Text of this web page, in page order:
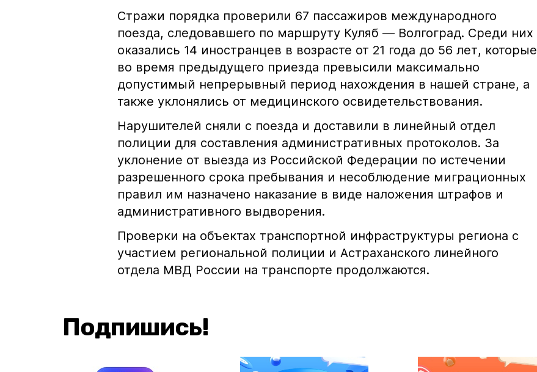
Стражи порядка проверили 67 пассажиров международного
поезда, следовавшего по маршруту Куляб — Волгоград. Среди них
оказались 14 иностранцев в возрасте от 21 года до 56 лет, которые
во время предыдущего приезда превысили максимально
допустимый непрерывный период нахождения в нашей стране, а
также уклонялись от медицинского освидетельствования.
Нарушителей сняли с поезда и доставили в линейный отдел
полиции для составления административных протоколов. За
уклонение от выезда из Российской Федерации по истечении
разрешенного срока пребывания и несоблюдение миграционных
правил им назначено наказание в виде наложения штрафов и
административного выдворения.
Проверки на объектах транспортной инфраструктуры региона с
участием региональной полиции и Астраханского линейного
отдела МВД России на транспорте продолжаются.
Подпишись!